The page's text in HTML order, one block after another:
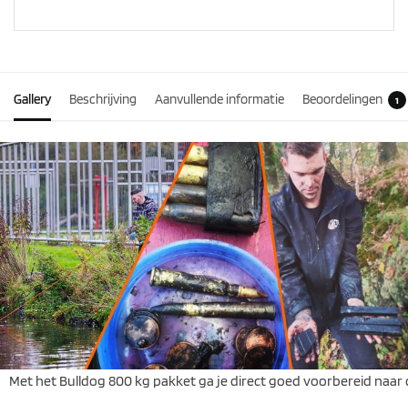
Gallery Beschrijving Aanvullende informatie Beoordelingen 1
Met het Bulldog 800 kg pakket ga je direct goed voorbereid naar